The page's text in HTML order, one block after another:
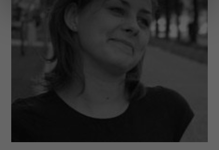
. W Deklaracji plików cookie możesz
zmienić lub wycofać swoją zgodę w dowolnej chwili.
i reklam, aby oferować funkcje społecznościowe i
analizować ruch w naszej witrynie. Informacje o tym, jak
korzystasz z naszej witryny, udostępniamy partnerom
społecznościowym, reklamowym i analitycznym.
Partnerzy mogą połączyć te informacje z innymi danymi